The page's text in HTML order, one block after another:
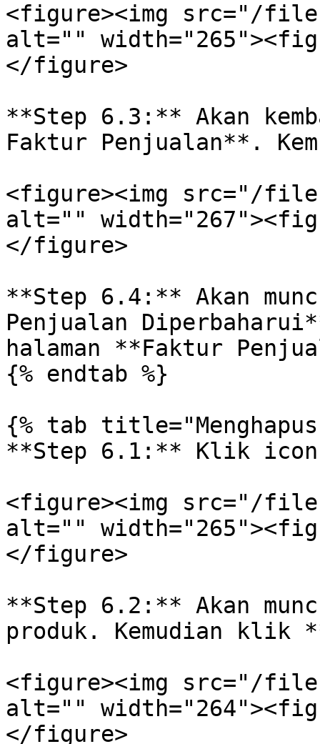
<figure><img src="/files/
alt=""
</figure>
**Step 6.3:** Akan
Faktur Penjualan**.
<figure><img src="/
alt=""
</figure>
**Step 6.4:** Akan
Penjualan
halaman **Faktur
{% endtab %}
{% tab
**Step 6.1:** Klik icon
<figure><img src="/files/
alt=""
</figure>
**Step 6.2:** Akan
produk. Kemudian klik
<figure><img src="/
alt=""
</figure>